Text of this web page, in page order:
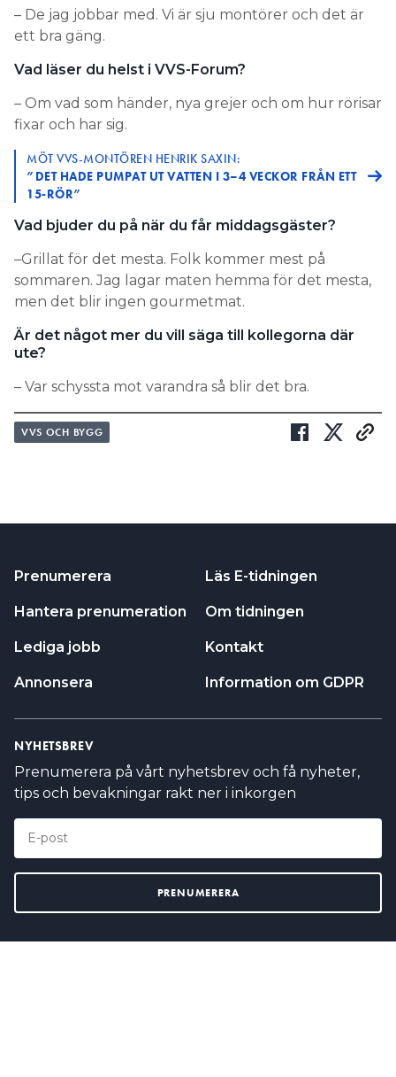
– De jag jobbar med. Vi är sju montörer och det är
ett bra gäng.
Vad läser du helst i VVS-Forum?
– Om vad som händer, nya grejer och om hur rörisar
fixar och har sig.
MÖT VVS-MONTÖREN HENRIK SAXIN:
”DET HADE PUMPAT UT VATTEN I 3–4 VECKOR FRÅN ETT
15-RÖR”
Vad bjuder du på när du får ­middagsgäster?
–Grillat för det mesta. Folk kommer mest på
sommaren. Jag lagar maten hemma för det mesta,
men det blir ingen gourmetmat.
Är det något mer du vill säga till kollegorna där
ute?
– Var schyssta mot varandra så blir det bra.
VVS OCH BYGG
Prenumerera
Hantera prenumeration
Lediga jobb
Annonsera
Läs E-tidningen
Om tidningen
Kontakt
Information om GDPR
NYHETSBREV
Prenumerera på vårt nyhetsbrev och få nyheter,
tips och bevakningar rakt ner i inkorgen